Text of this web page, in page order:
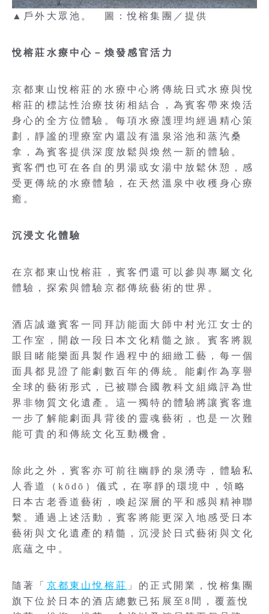
▲戶外大眾池。 圖：悅榕集團／提供
悅榕莊水療中心－煥發感官活力
京都東山悅榕莊的水療中心將傳統日式水療與悅
榕莊的標誌性治療技術相結合，為賓客帶來煥活
身心的全方位體驗。每項水療護理均經過精心策
劃，靜謐的理療室內還設有溫泉浴池和蒸汽桑
拿，為賓客提供深度放鬆與煥然一新的體驗。
賓客們也可在各自的男湯或女湯中放鬆休憩，感
受更傳統的水療體驗，在天然溫泉中收穫身心療
癒。
沉浸文化體驗
在京都東山悅榕莊，賓客們還可以參與專屬文化
體驗，探索與體驗京都傳統藝術的世界。
酒店誠邀賓客一同拜訪能面大師中村光江女士的
工作室，開啟一段日本文化精髓之旅。賓客將親
眼目睹能樂面具製作過程中的細緻工藝，每一個
面具都見證了能劇數百年的傳統。能劇作為享譽
全球的藝術形式，已被聯合國教科文組織評為世
界非物質文化遺產。這一獨特的體驗將讓賓客進
一步了解能劇面具背後的靈魂藝術，也是一次難
能可貴的和傳統文化互動機會。
除此之外，賓客亦可前往幽靜的泉湧寺，體驗私
人香道（kōdō）儀式，在寧靜的環境中，領略
日本古老香道藝術，喚起深層的平和感與精神聯
繫。通過上述活動，賓客將能更深入地感受日本
藝術與文化遺產的精髓，沉浸於日式藝術與文化
底蘊之中。
隨著「 京都東山悅榕莊 」的正式開業，悅榕集團
旗下位於日本的酒店總數已拓展至8間，覆蓋悅